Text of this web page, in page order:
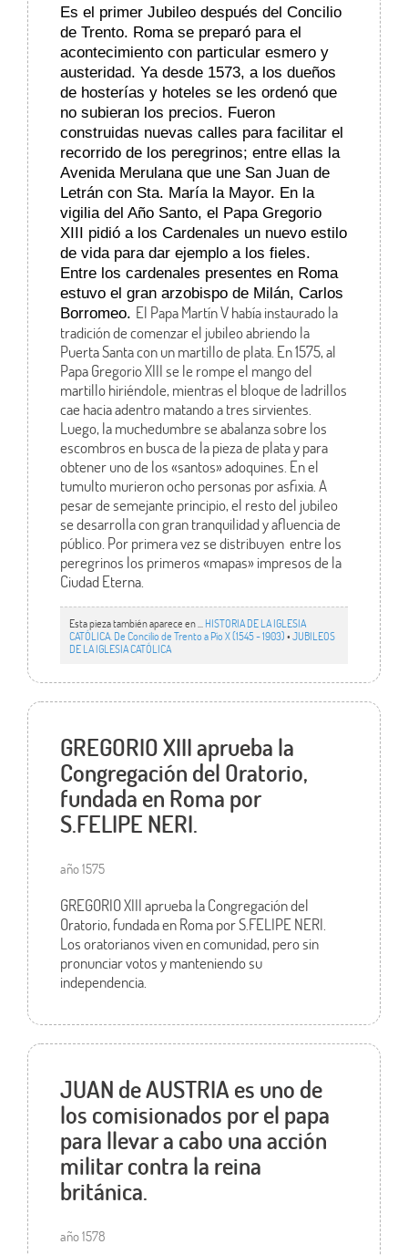
Es el primer Jubileo después del Concilio
de Trento. Roma se preparó para el
acontecimiento con particular esmero y
austeridad. Ya desde 1573, a los dueños
de hosterías y hoteles se les ordenó que
no subieran los precios. Fueron
construidas nuevas calles para facilitar el
recorrido de los peregrinos; entre ellas la
Avenida Merulana que une San Juan de
Letrán con Sta. María la Mayor. En la
vigilia del Año Santo, el Papa Gregorio
XIII pidió a los Cardenales un nuevo estilo
de vida para dar ejemplo a los fieles.
Entre los cardenales presentes en Roma
estuvo el gran arzobispo de Milán, Carlos
Borromeo. El Papa Martín V había instaurado la
tradición de comenzar el jubileo abriendo la
Puerta Santa con un martillo de plata. En 1575, al
Papa Gregorio XIII se le rompe el mango del
martillo hiriéndole, mientras el bloque de ladrillos
cae hacia adentro matando a tres sirvientes.
Luego, la muchedumbre se abalanza sobre los
escombros en busca de la pieza de plata y para
obtener uno de los «santos» adoquines. En el
tumulto murieron ocho personas por asfixia. A
pesar de semejante principio, el resto del jubileo
se desarrolla con gran tranquilidad y afluencia de
público. Por primera vez se distribuyen entre los
peregrinos los primeros «mapas» impresos de la
Ciudad Eterna.
Esta pieza también aparece en ... HISTORIA DE LA IGLESIA
CATÓLICA. De Concilio de Trento a Pío X (1545 - 1903)•JUBILEOS
DE LA IGLESIA CATÓLICA
GREGORIO XIII aprueba la
Congregación del Oratorio,
fundada en Roma por
S.FELIPE NERI.
año 1575
GREGORIO XIII aprueba la Congregación del
Oratorio, fundada en Roma por S.FELIPE NERI.
Los oratorianos viven en comunidad, pero sin
pronunciar votos y manteniendo su
independencia.
JUAN de AUSTRIA es uno de
los comisionados por el papa
para llevar a cabo una acción
militar contra la reina
británica.
año 1578